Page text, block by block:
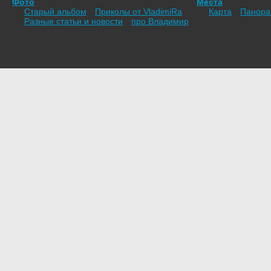
Старый альбом
Приколы от VladimiRа
Карта
Разные статьи и новости
про Владимир